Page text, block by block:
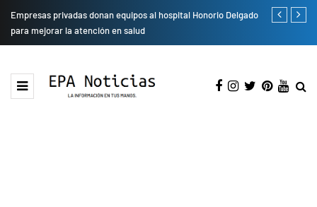
Empresas privadas donan equipos al hospital Honorio Delgado
para mejorar la atención en salud
Cambio de